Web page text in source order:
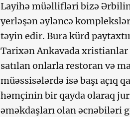
Layihə müəllifləri bizə Ərbilin
yerləşən əyləncə
təyin edir. Bura kürd
Tarixən Ankavada xristianlar
satılan onlarla restoran və
müəssisələrdə isə başı açıq
həmçinin bir qayda olaraq
əməkdaşları olan əcnəbiləri